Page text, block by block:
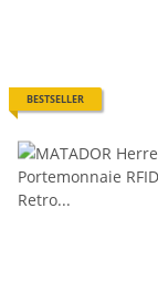
BESTSELLER